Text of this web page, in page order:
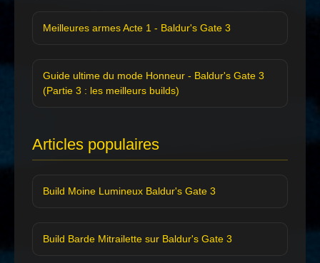
Meilleures armes Acte 1 - Baldur's Gate 3
Guide ultime du mode Honneur - Baldur's Gate 3
(Partie 3 : les meilleurs builds)
Articles populaires
Build Moine Lumineux Baldur's Gate 3
Build Barde Mitrailette sur Baldur's Gate 3